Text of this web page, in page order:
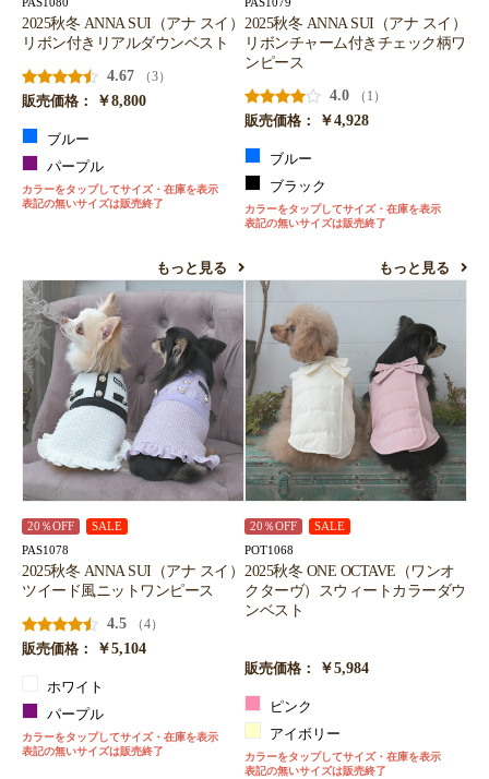
PAS1080
2025秋冬 ANNA SUI（アナ スイ）
リボン付きリアルダウンベスト
4.67
（3）
販売価格：
￥8,800
ブルー
パープル
カラーをタップしてサイズ・在庫を表示
表記の無いサイズは販売終了
もっと見る
PAS1079
2025秋冬 ANNA SUI（アナ スイ）
リボンチャーム付きチェック柄ワ
ンピース
4.0
（1）
販売価格：
￥4,928
ブルー
ブラック
カラーをタップしてサイズ・在庫を表示
表記の無いサイズは販売終了
もっと見る
20％OFF SALE
PAS1078
2025秋冬 ANNA SUI（アナ スイ）
ツイード風ニットワンピース
4.5
（4）
販売価格：
￥5,104
ホワイト
パープル
カラーをタップしてサイズ・在庫を表示
表記の無いサイズは販売終了
20％OFF SALE
POT1068
2025秋冬 ONE OCTAVE（ワンオ
クターヴ）スウィートカラーダウ
ンベスト
販売価格： ￥5,984
ピンク
アイボリー
カラーをタップしてサイズ・在庫を表示
表記の無いサイズは販売終了
お買い物を続ける カートへ進む